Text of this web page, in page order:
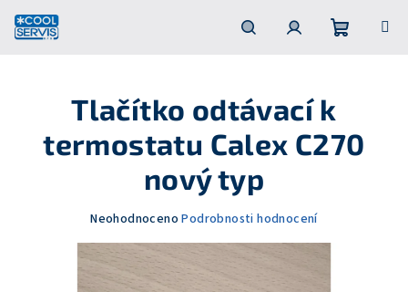
obsah
Tlačítko odtávací k
termostatu Calex C270
nový typ
Průměrné
produktu
je
Neohodnoceno Podrobnosti hodnocení